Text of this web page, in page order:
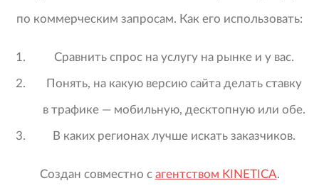
по коммерческим запросам. Как его использовать:
Сравнить спрос на услугу на рынке и у вас.
Понять, на какую версию сайта делать ставку
в трафике — мобильную, десктопную или обе.
В каких регионах лучше искать заказчиков.
Создан совместно с агентством KINETICA.